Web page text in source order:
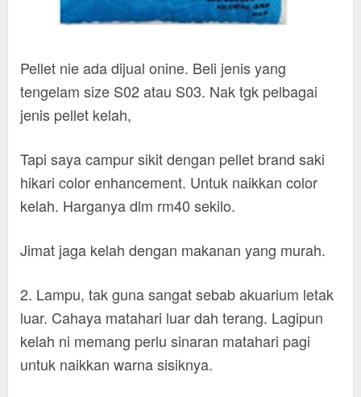
Pellet nie ada dijual onine. Beli jenis yang
tengelam size S02 atau S03. Nak tgk pelbagai
jenis pellet kelah,
Tapi saya campur sikit dengan pellet brand saki
hikari color enhancement. Untuk naikkan color
kelah. Harganya dlm rm40 sekilo.
Jimat jaga kelah dengan makanan yang murah.
2. Lampu, tak guna sangat sebab akuarium letak
luar. Cahaya matahari luar dah terang. Lagipun
kelah ni memang perlu sinaran matahari pagi
untuk naikkan warna sisiknya.